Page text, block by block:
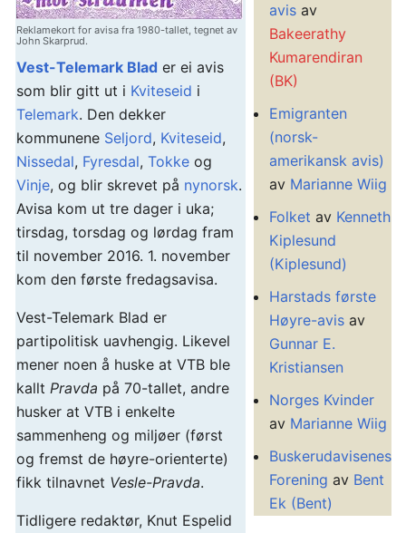
Reklamekort for avisa fra 1980-tallet, tegnet av
John Skarprud.
Vest-Telemark Blad er ei avis
som blir gitt ut i Kviteseid i
Telemark. Den dekker
kommunene Seljord, Kviteseid,
Nissedal, Fyresdal, Tokke og
Vinje, og blir skrevet på nynorsk.
Avisa kom ut tre dager i uka;
tirsdag, torsdag og lørdag fram
til november 2016. 1. november
kom den første fredagsavisa.
Vest-Telemark Blad er
partipolitisk uavhengig. Likevel
mener noen å huske at VTB ble
kallt Pravda på 70-tallet, andre
husker at VTB i enkelte
sammenheng og miljøer (først
og fremst de høyre-orienterte)
fikk tilnavnet Vesle-Pravda.
Tidligere redaktør, Knut Espelid
avis av
Bakeerathy
Kumarendiran
(BK)
Emigranten
(norsk-
amerikansk avis)
av Marianne Wiig
Folket av Kenneth
Kiplesund
(Kiplesund)
Harstads første
Høyre-avis av
Gunnar E.
Kristiansen
Norges Kvinder
av Marianne Wiig
Buskerudavisenes
Forening av Bent
Ek (Bent)